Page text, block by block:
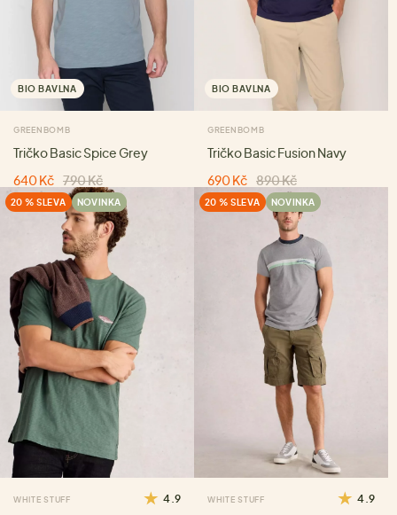
BIO BAVLNA
GREENBOMB
Tričko Basic Spice Grey
640 Kč 790 Kč
BIO BAVLNA
GREENBOMB
Tričko Basic Fusion Navy
690 Kč 890 Kč
20 % SLEVA NOVINKA
WHITE STUFF 4.9
20 % SLEVA NOVINKA
WHITE STUFF 4.9